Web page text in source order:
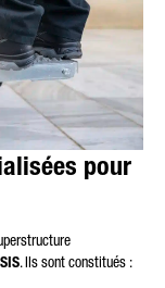
pour
. Ils sont constitués :